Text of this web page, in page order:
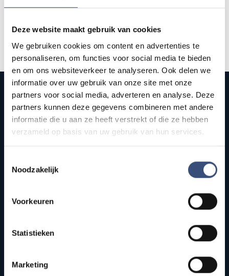
Deze website maakt gebruik van cookies
We gebruiken cookies om content en advertenties te
personaliseren, om functies voor social media te bieden
en om ons websiteverkeer te analyseren. Ook delen we
informatie over uw gebruik van onze site met onze
partners voor social media, adverteren en analyse. Deze
partners kunnen deze gegevens combineren met andere
informatie die u aan ze heeft verstrekt of die ze hebben
verzameld op basis van uw gebruik van hun services.
Noodzakelijk
Voorkeuren
Statistieken
Marketing
Publieke streekomroep van Goeree-Overflakkee. Onafhankelijk
RUBRIEKEN
Cultuur
Agenda